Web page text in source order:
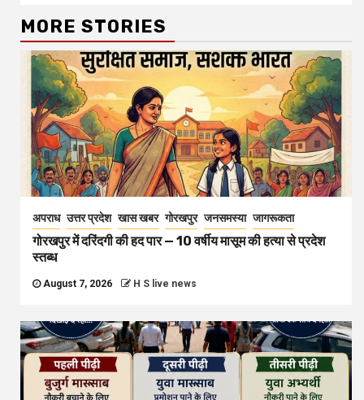
MORE STORIES
अपराध उत्तर प्रदेश खास खबर गोरखपुर जनसमस्या जागरूकता
गोरखपुर में दरिंदगी की हद पार — 10 वर्षीय मासूम की हत्या से प्रदेश
स्तब्ध
August 7, 2026 H S live news